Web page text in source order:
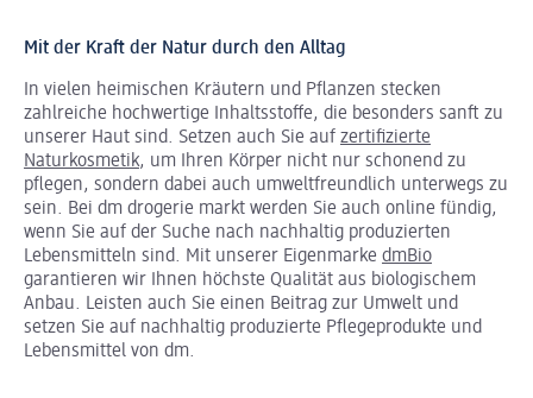
Mit der Kraft der Natur durch den Alltag
In vielen heimischen Kräutern und Pflanzen stecken
zahlreiche hochwertige Inhaltsstoffe, die besonders sanft zu
unserer Haut sind. Setzen auch Sie auf zertifizierte
Naturkosmetik, um Ihren Körper nicht nur schonend zu
pflegen, sondern dabei auch umweltfreundlich unterwegs zu
sein. Bei dm drogerie markt werden Sie auch online fündig,
wenn Sie auf der Suche nach nachhaltig produzierten
Lebensmitteln sind. Mit unserer Eigenmarke dmBio
garantieren wir Ihnen höchste Qualität aus biologischem
Anbau. Leisten auch Sie einen Beitrag zur Umwelt und
setzen Sie auf nachhaltig produzierte Pflegeprodukte und
Lebensmittel von dm.